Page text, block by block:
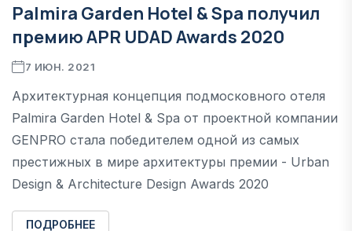
Palmira Garden Hotel & Spa получил
премию APR UDAD Awards 2020
7 ИЮН. 2021
Архитектурная концепция подмосковного отеля
Palmira Garden Hotel & Spa от проектной компании
GENPRO стала победителем одной из самых
престижных в мире архитектуры премии - Urban
Design & Architecture Design Awards 2020
ПОДРОБНЕЕ